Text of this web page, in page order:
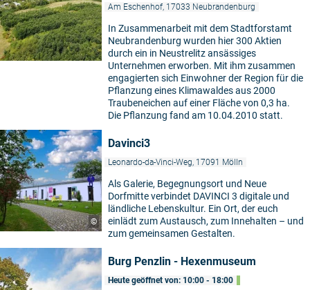
Am Eschenhof, 17033 Neubrandenburg
In Zusammenarbeit mit dem Stadtforstamt
Neubrandenburg wurden hier 300 Aktien
durch ein in Neustrelitz ansässiges
Unternehmen erworben. Mit ihm zusammen
engagierten sich Einwohner der Region für die
Pflanzung eines Klimawaldes aus 2000
Traubeneichen auf einer Fläche von 0,3 ha.
Die Pflanzung fand am 10.04.2010 statt.
©
Davinci3
Leonardo-da-Vinci-Weg, 17091 Mölln
Als Galerie, Begegnungsort und Neue
Dorfmitte verbindet DAVINCI 3 digitale und
ländliche Lebenskultur. Ein Ort, der euch
einlädt zum Austausch, zum Innehalten – und
zum gemeinsamen Gestalten.
Burg Penzlin - Hexenmuseum
Heute geöffnet von: 10:00 - 18:00